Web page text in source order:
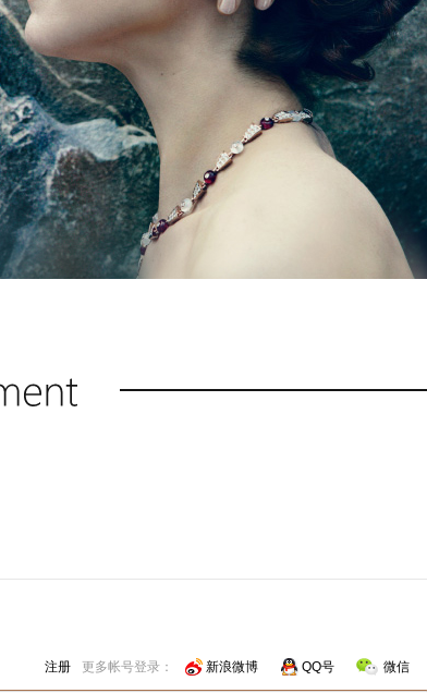
注册 更多帐号登录： 新浪微博 QQ号 微信